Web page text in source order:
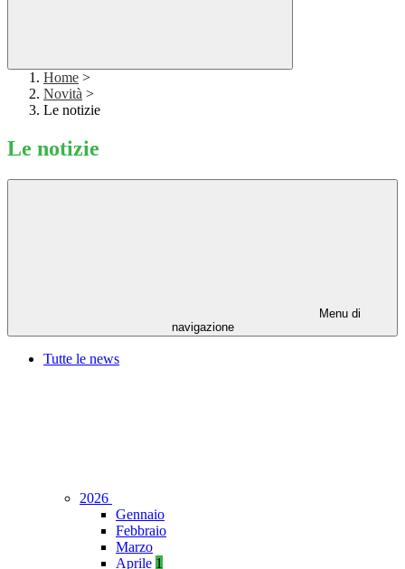
Home >
Novità >
Le notizie
Le notizie
Menu di
navigazione
Tutte le news
2026
Gennaio
Febbraio
Marzo
Aprile 1